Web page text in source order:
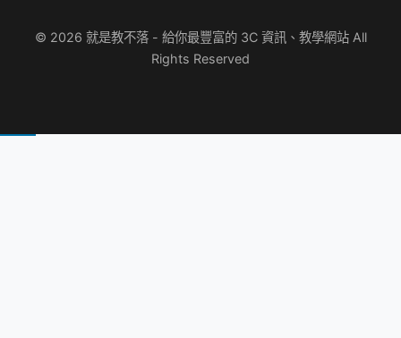
© 2026 就是教不落 - 給你最豐富的 3C 資訊、教學網站 All
Rights Reserved